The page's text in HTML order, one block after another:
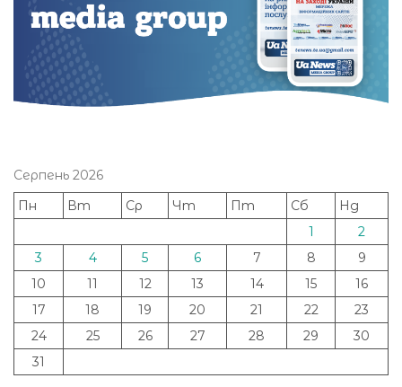
Серпень 2026
Пн
Вт Ср Чт Пт Сб
Нд
1
2
3
4 5 6 7 8
9
10
11 12 13 14 15
16
17
18 19 20 21 22
23
24
25 26 27 28 29
30
31